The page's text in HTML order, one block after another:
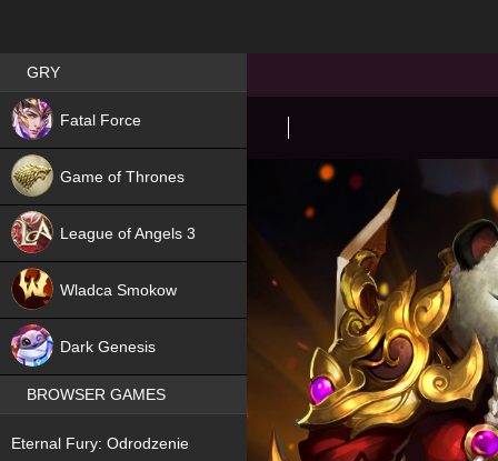
Best RPG games in Poland
GRY
Fatal Force
NEW
Game of Thrones
League of Angels 3
Wladca Smokow
Dark Genesis
BROWSER GAMES
Eternal Fury: Odrodzenie
NEW